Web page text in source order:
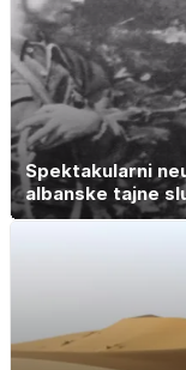
Spektakularni
albanske tajne